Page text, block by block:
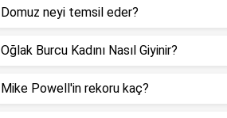
Domuz neyi temsil eder?
Oğlak Burcu Kadını Nasıl Giyinir?
Mike Powell'in rekoru kaç?